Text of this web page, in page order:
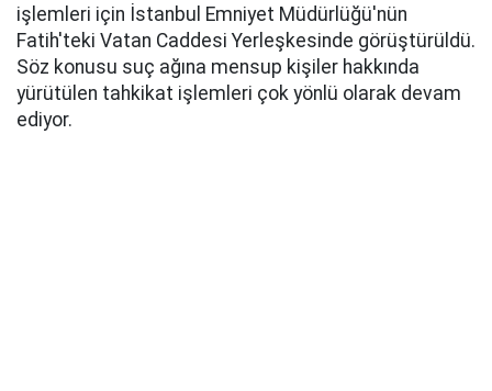
işlemleri için İstanbul Emniyet Müdürlüğü'nün
Fatih'teki Vatan Caddesi Yerleşkesinde görüştürüldü.
Söz konusu suç ağına mensup kişiler hakkında
yürütülen tahkikat işlemleri çok yönlü olarak devam
ediyor.